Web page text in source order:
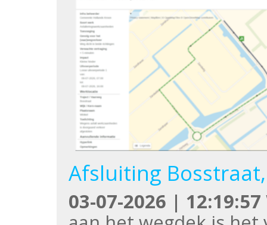
Afsluiting
03-07-2026 | 12:19:57